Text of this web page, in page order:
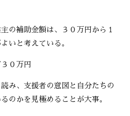
の補助金額は、３０万円から１
いと考えている。
０万円
み、支援者の意図と自分たちの
のかを見極めることが大事。